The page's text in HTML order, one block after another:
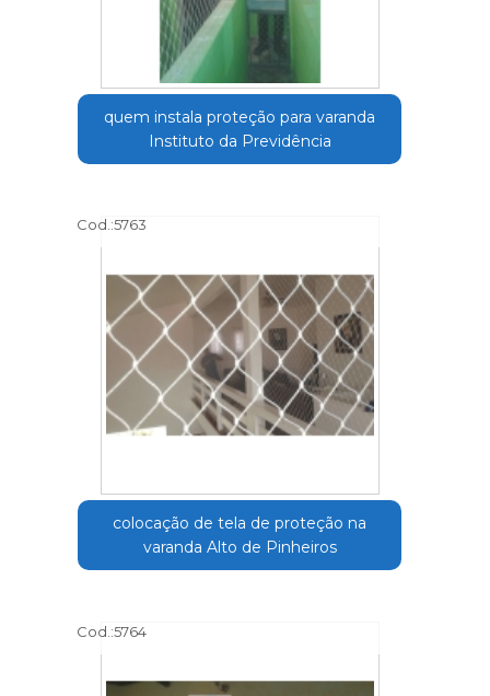
quem instala proteção para varanda
Instituto da Previdência
Cod.:5763
colocação de tela de proteção na
varanda Alto de Pinheiros
Cod.:5764